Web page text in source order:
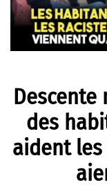
Des⁨cente
des
aident les